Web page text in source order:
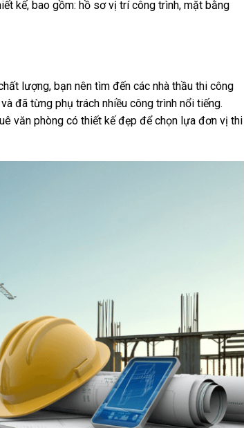
kế, bao gồm: hồ sơ vị trí công trình, mặt bằng
lượng, bạn nên tìm đến các nhà thầu thi công
đã từng phụ trách nhiều công trình nổi tiếng.
văn phòng có thiết kế đẹp để chọn lựa đơn vị thi